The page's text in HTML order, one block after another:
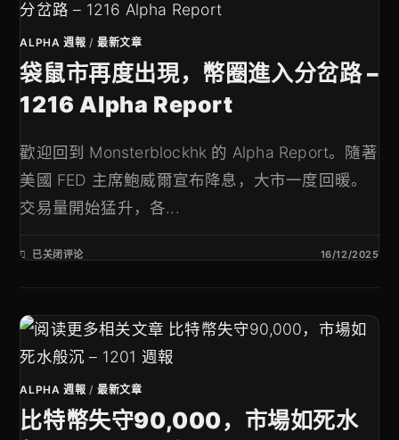
ALPHA 週報 /最新文章
袋鼠市再度出現，幣圈進入分岔路 –
1216 Alpha Report
歡迎回到 Monsterblockhk 的 Alpha Report。隨著
美國 FED 主席鮑威爾宣布降息，大市一度回暖。
交易量開始猛升，各...
已关闭评论 16/12/2025
ALPHA 週報 /最新文章
比特幣失守90,000，市場如死水